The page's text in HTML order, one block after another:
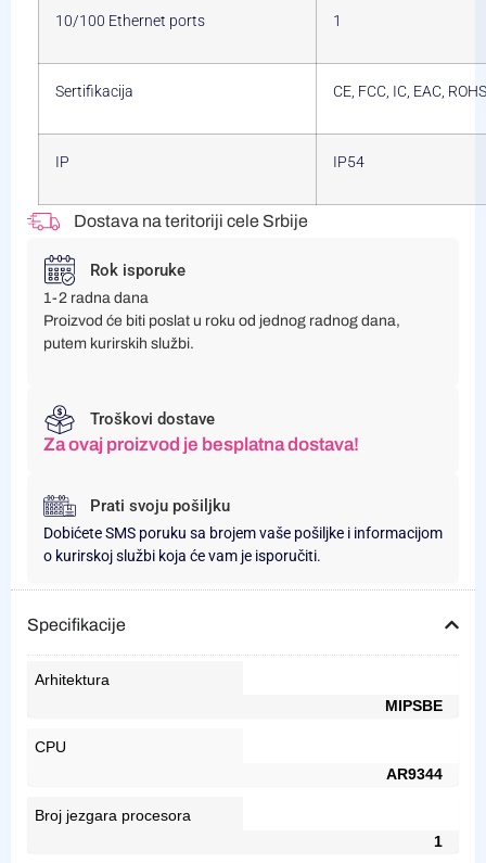
10/100 Ethernet ports 1
Sertifikacija CE, FCC, IC, EAC, ROHS
IP IP54
Dostava na teritoriji cele Srbije
Rok isporuke
1-2 radna dana
Proizvod će biti poslat u roku od jednog radnog dana,
putem kurirskih službi.
Troškovi dostave
Za ovaj proizvod je besplatna dostava!
Prati svoju pošiljku
Dobićete SMS poruku sa brojem vaše pošiljke i informacijom
o kurirskoj službi koja će vam je isporučiti.
Specifikacije
Arhitektura
MIPSBE
CPU
AR9344
Broj jezgara procesora
1